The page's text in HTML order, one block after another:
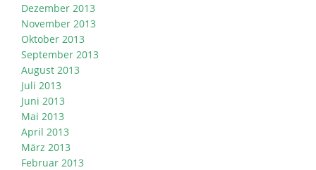
Dezember 2013
November 2013
Oktober 2013
September 2013
August 2013
Juli 2013
Juni 2013
Mai 2013
April 2013
März 2013
Februar 2013